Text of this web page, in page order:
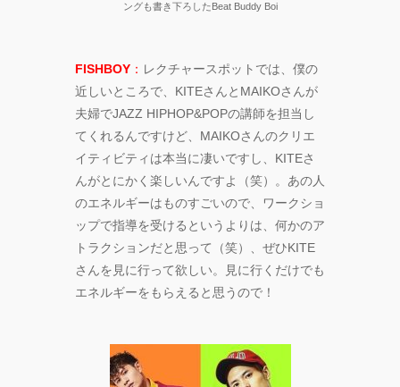
ングも書き下ろしたBeat Buddy Boi
FISHBOY ： レクチャースポットでは、僕の
近しいところで、KITEさんとMAIKOさんが
夫婦でJAZZ HIPHOP&POPの講師を担当し
てくれるんですけど、MAIKOさんのクリエ
イティビティは本当に凄いですし、KITEさ
んがとにかく楽しいんですよ（笑）。あの人
のエネルギーはものすごいので、ワークショ
ップで指導を受けるというよりは、何かのア
トラクションだと思って（笑）、ぜひKITE
さんを見に行って欲しい。見に行くだけでも
エネルギーをもらえると思うので！